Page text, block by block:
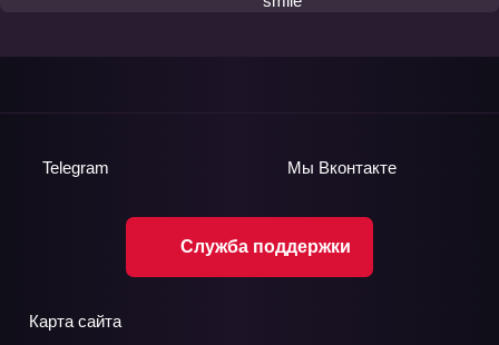
Служба поддержки
Telegram Мы Вконтакте
Карта сайта